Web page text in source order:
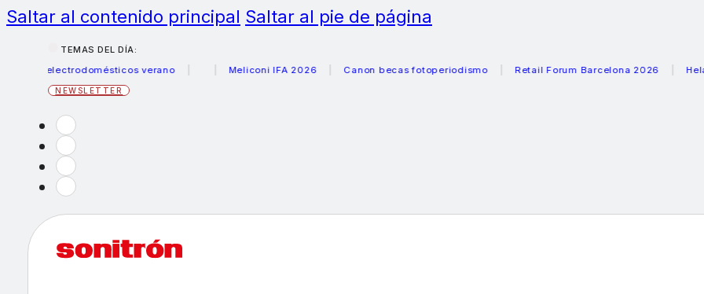
Saltar al contenido principal Saltar al pie de página
TEMAS DEL DÍA:
electrodomésticos verano
Meliconi IFA 2026 Canon becas fotoperiodismo Retail Forum Barcelona 2026
NEWSLETTER